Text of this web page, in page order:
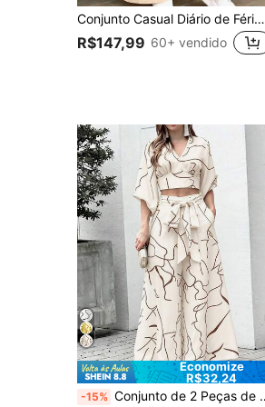
Conjunto Casual Diário de Férias com Top de Lapela e Calça Pantalona 2 Peças, Elegante para Primavera/Verão
R$147,99 60+ vendido
Economize
R$32,24
-15% Conjunto de 2 Peças de Cinto Casual Elegante com Padrão Geométrico para Mulheres, Primavera/Verão Férias